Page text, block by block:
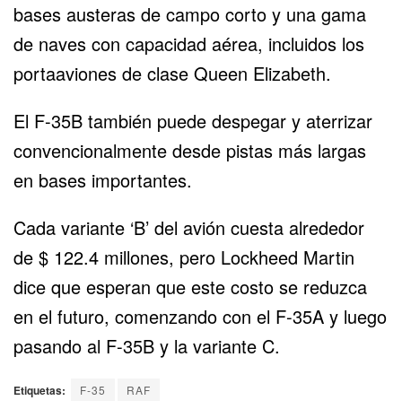
bases austeras de campo corto y una gama
de naves con capacidad aérea, incluidos los
portaaviones de clase Queen Elizabeth.
El F-35B también puede despegar y aterrizar
convencionalmente desde pistas más largas
en bases importantes.
Cada variante ‘B’ del avión cuesta alrededor
de $ 122.4 millones, pero Lockheed Martin
dice que esperan que este costo se reduzca
en el futuro, comenzando con el F-35A y luego
pasando al F-35B y la variante C.
Etiquetas: F-35 RAF